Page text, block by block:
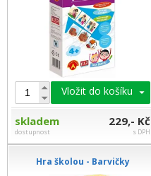
Vložit do košíku
skladem
dostupnost
229,- Kč
s DPH
Hra školou - Barvičky